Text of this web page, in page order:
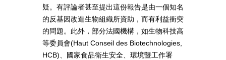
疑。有評論者甚至提出這份報告是由一個知名
的反基因改造生物組織所資助，而有利益衝突
的問題。此外，部分法國機構，如生物科技高
等委員會(Haut Conseil des Biotechnologies,
HCB)、國家食品衛生安全、環境暨工作署